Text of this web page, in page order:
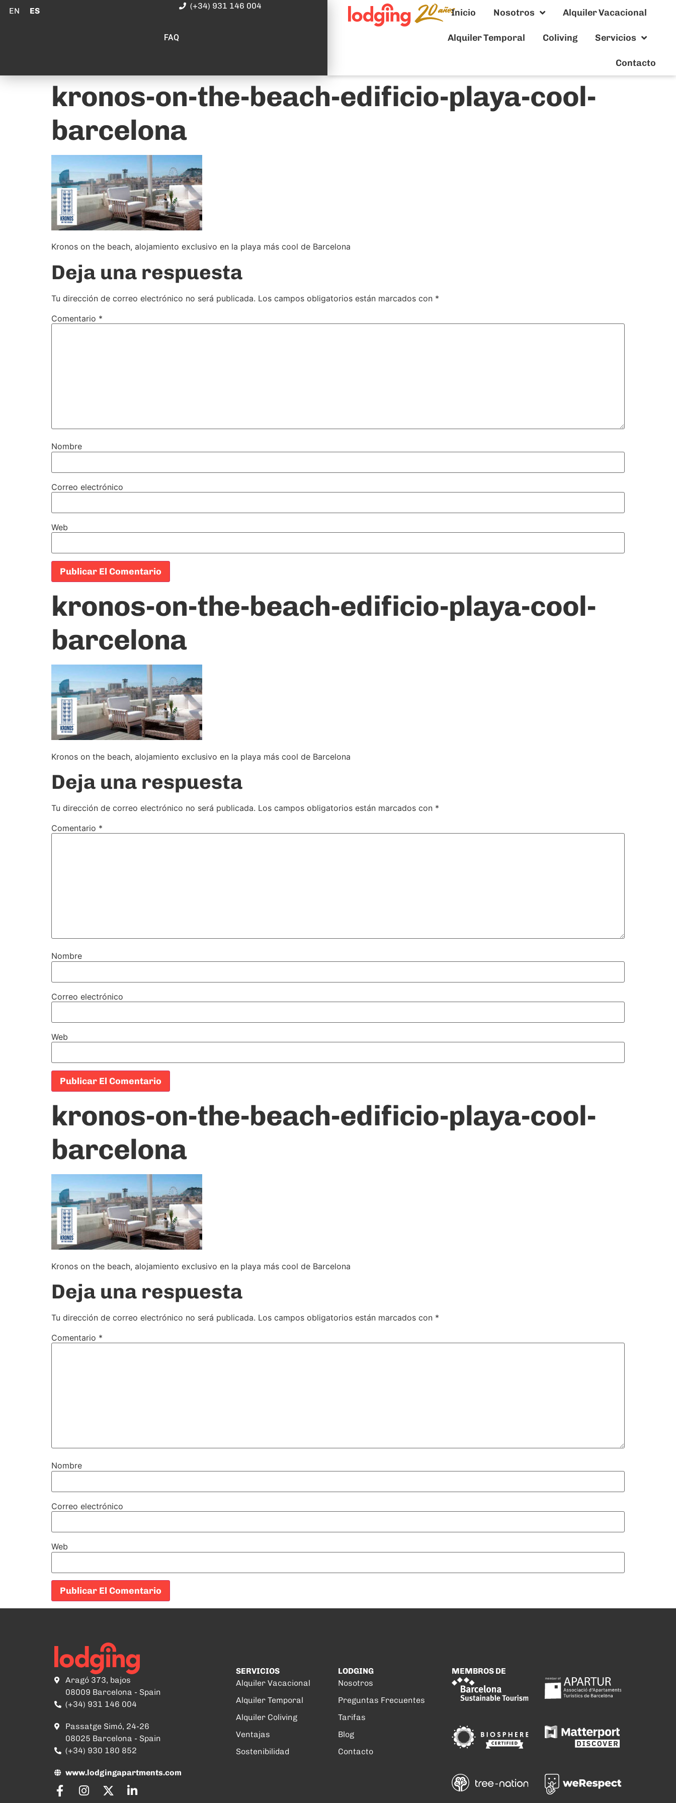
EN ES
FAQ
(+34) 931 146 004
Inicio Nosotros Alquiler Vacacional
Alquiler Temporal Coliving Servicios
Contacto
kronos-on-the-beach-edificio-playa-cool-
barcelona
Kronos on the beach, alojamiento exclusivo en la playa más cool de Barcelona
Deja una respuesta
Tu dirección de correo electrónico no será publicada. Los campos obligatorios están marcados con *
Comentario *
Nombre
Correo electrónico
Web
kronos-on-the-beach-edificio-playa-cool-
barcelona
Kronos on the beach, alojamiento exclusivo en la playa más cool de Barcelona
Deja una respuesta
Tu dirección de correo electrónico no será publicada. Los campos obligatorios están marcados con *
Comentario *
Nombre
Correo electrónico
Web
kronos-on-the-beach-edificio-playa-cool-
barcelona
Kronos on the beach, alojamiento exclusivo en la playa más cool de Barcelona
Deja una respuesta
Tu dirección de correo electrónico no será publicada. Los campos obligatorios están marcados con *
Comentario *
Nombre
Correo electrónico
Web
Aragó 373, bajos
08009 Barcelona - Spain
(+34) 931 146 004
Passatge Simó, 24-26
08025 Barcelona - Spain
(+34) 930 180 852
www.lodgingapartments.com
SERVICIOS
Alquiler Vacacional
Alquiler Temporal
Alquiler Coliving
Ventajas
Sostenibilidad
LODGING
Nosotros
Preguntas Frecuentes
Tarifas
Blog
Contacto
MEMBROS DE